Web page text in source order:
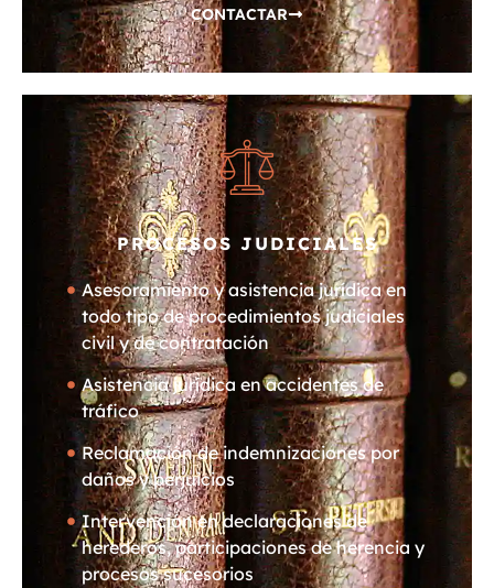
CONTACTAR
PROCESOS JUDICIALES
Asesoramiento y asistencia jurídica en
todo tipo de procedimientos judiciales
civil y de contratación
Asistencia jurídica en accidentes de
tráfico
Reclamación de indemnizaciones por
daños y perjuicios
Intervención en declaraciones de
herederos, participaciones de herencia y
procesos sucesorios